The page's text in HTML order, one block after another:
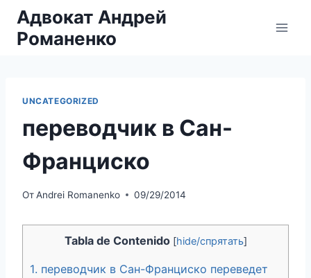
Перейти
содержимому
Адвокат Андрей
Романенко
UNCATEGORIZED
переводчик в Сан-
Франциско
ОтAndrei Romanenko 09/29/2014
Tabla de Contenido [hide/спрятать]
1. переводчик в Сан-Франциско переведет